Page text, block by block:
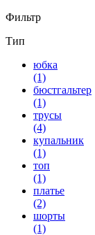
Фильтр
Тип
юбка
(1)
бюстгальтер
(1)
трусы
(4)
купальник
(1)
топ
(1)
платье
(2)
шорты
(1)